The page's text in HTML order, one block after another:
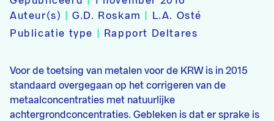
Auteur(s)
|G.D. Roskam
L.A. Osté
Publicatie type
Rapport Deltares
Voor de toetsing van metalen voor de KRW is in 2015
standaard overgegaan op het corrigeren van de
metaalconcentraties met natuurlijke
achtergrondconcentraties. Gebleken is dat er sprake is